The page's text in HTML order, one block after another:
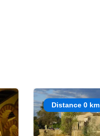
Distance 0 km